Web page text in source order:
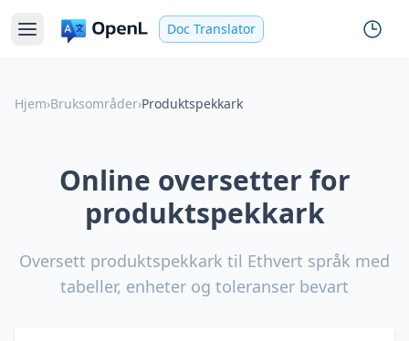
Doc Translator
Hjem›Bruksområder›Produktspekkark
Online oversetter for
produktspekkark
Oversett produktspekkark til Ethvert språk med
tabeller, enheter og toleranser bevart